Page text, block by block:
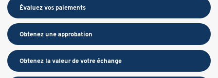
Évaluez vos paiements
Obtenez une approbation
Obtenez la valeur de votre échange